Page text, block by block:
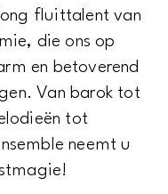
fluittalent van
die ons op
en betoverend
Van barok tot
tot
neemt u